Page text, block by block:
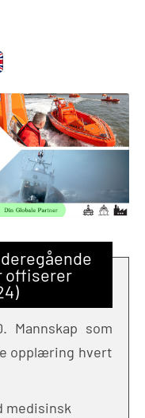
offiserer
Mannskap som
opplæring hvert
medisinsk